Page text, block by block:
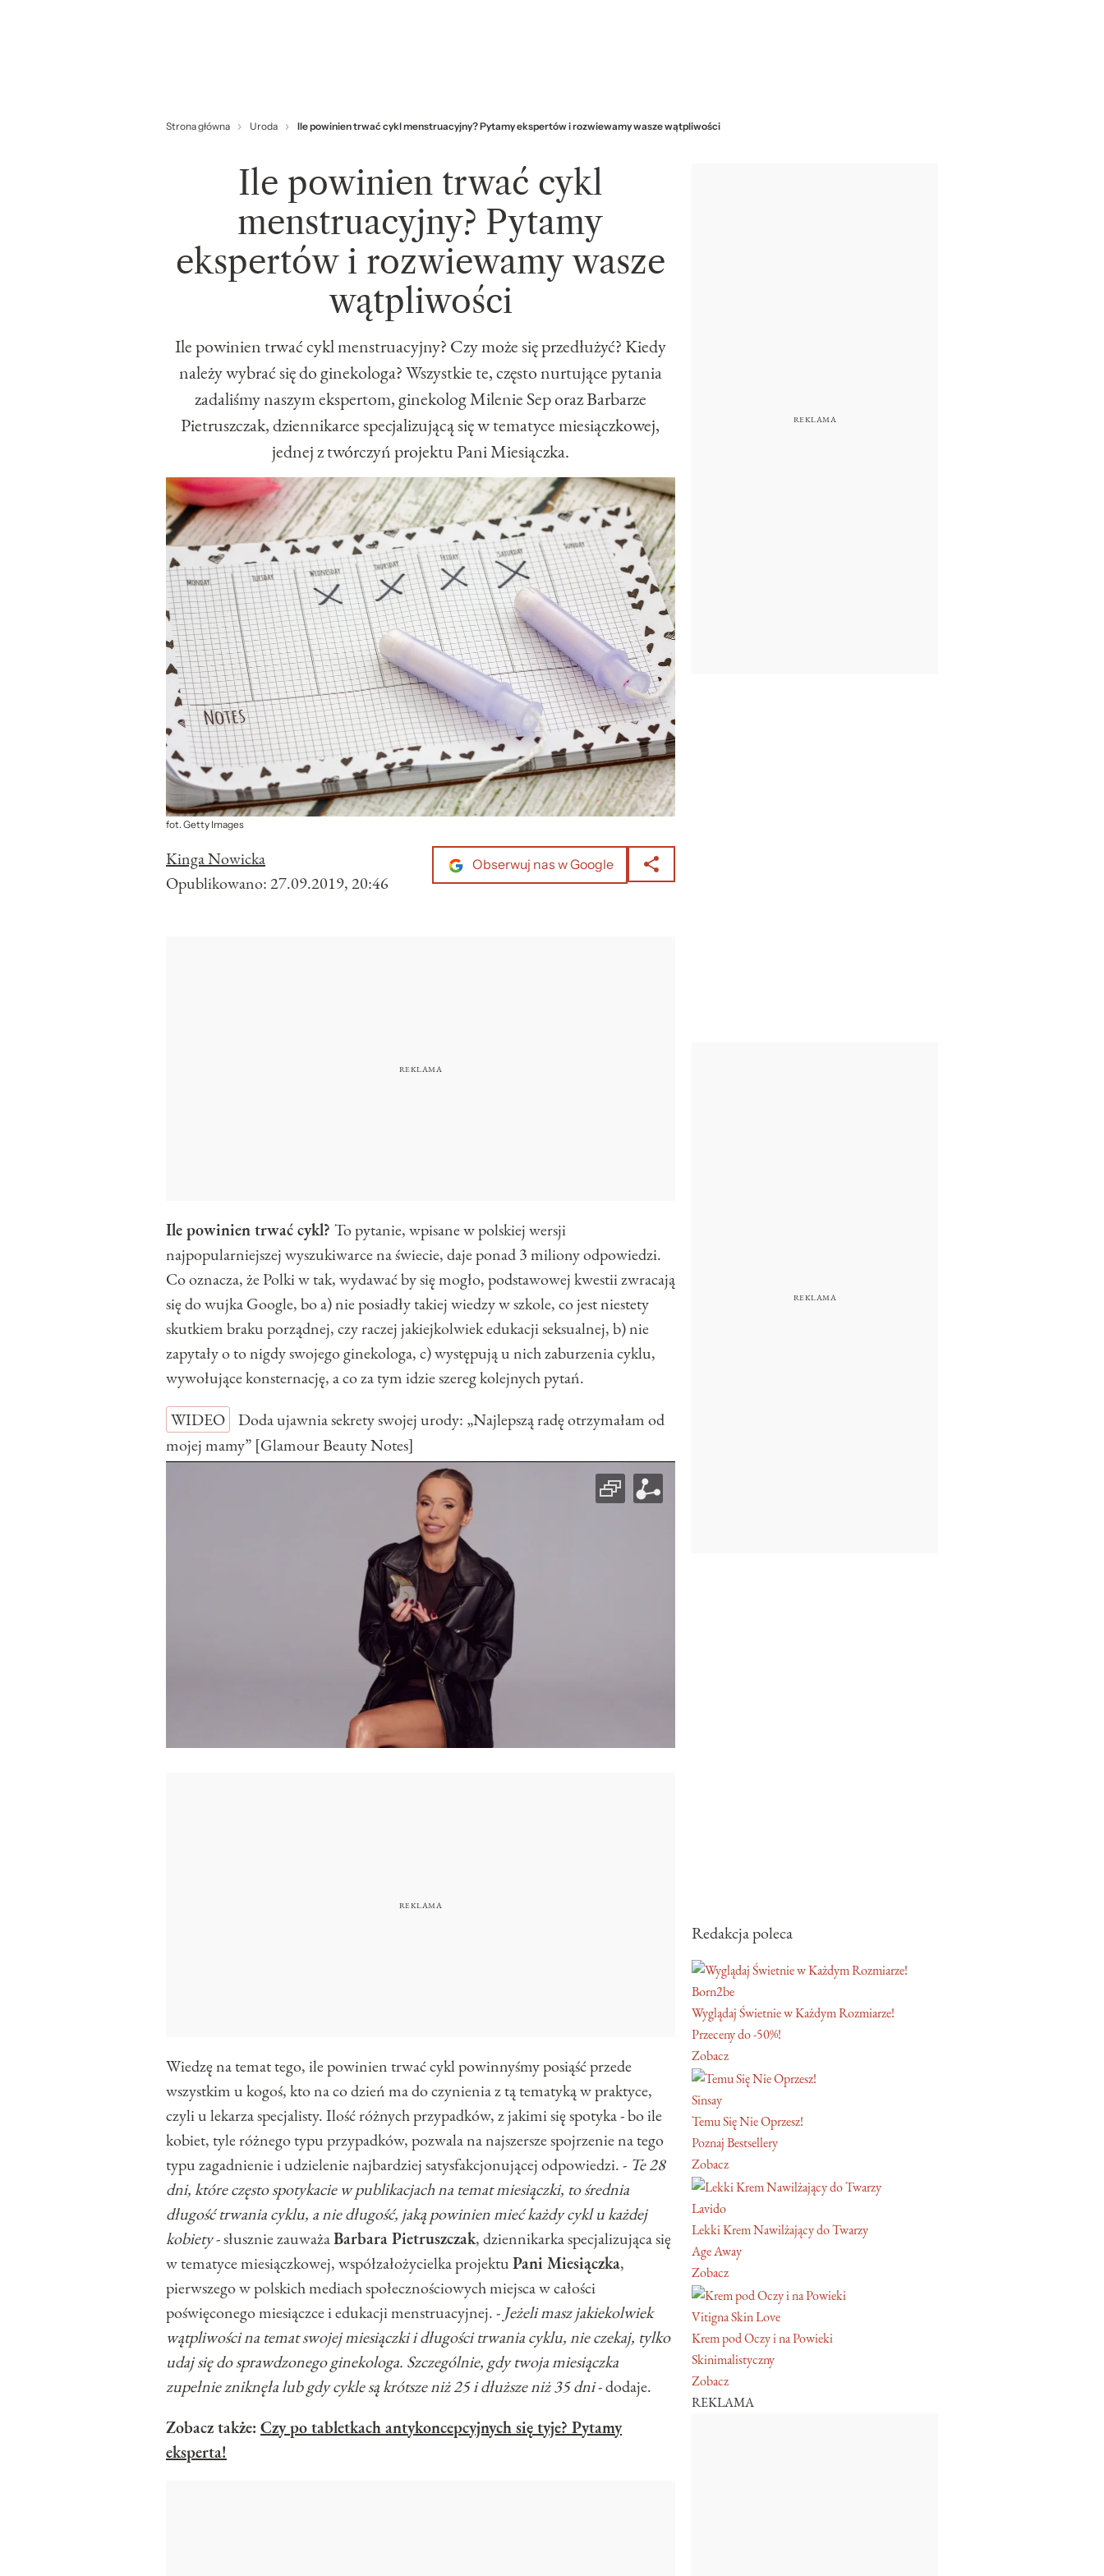
Strona główna Uroda Ile powinien trwać cykl menstruacyjny? Pytamy ekspertów i rozwiewamy wasze wątpliwości
Ile powinien trwać cykl
menstruacyjny? Pytamy
ekspertów i rozwiewamy wasze
wątpliwości
Ile powinien trwać cykl menstruacyjny? Czy może się przedłużyć? Kiedy
należy wybrać się do ginekologa? Wszystkie te, często nurtujące pytania
zadaliśmy naszym ekspertom, ginekolog Milenie Sep oraz Barbarze
Pietruszczak, dziennikarce specjalizującą się w tematyce miesiączkowej,
jednej z twórczyń projektu Pani Miesiączka.
fot. Getty Images
Kinga Nowicka
Opublikowano:27.09.2019, 20:46
Obserwuj nas w Google
Ile powinien trwać cykl? To pytanie, wpisane w polskiej wersji
najpopularniejszej wyszukiwarce na świecie, daje ponad 3 miliony odpowiedzi.
Co oznacza, że Polki w tak, wydawać by się mogło, podstawowej kwestii zwracają
się do wujka Google, bo a) nie posiadły takiej wiedzy w szkole, co jest niestety
skutkiem braku porządnej, czy raczej jakiejkolwiek edukacji seksualnej, b) nie
zapytały o to nigdy swojego ginekologa, c) występują u nich zaburzenia cyklu,
wywołujące konsternację, a co za tym idzie szereg kolejnych pytań.
WIDEO
Doda ujawnia sekrety swojej urody: „Najlepszą radę otrzymałam od
mojej mamy” [Glamour Beauty Notes]
Wiedzę na temat tego, ile powinien trwać cykl powinnyśmy posiąść przede
wszystkim u kogoś, kto na co dzień ma do czynienia z tą tematyką w praktyce,
czyli u lekarza specjalisty. Ilość różnych przypadków, z jakimi się spotyka - bo ile
kobiet, tyle różnego typu przypadków, pozwala na najszersze spojrzenie na tego
typu zagadnienie i udzielenie najbardziej satysfakcjonującej odpowiedzi. - Te 28
dni, które często spotykacie w publikacjach na temat miesiączki, to średnia
długość trwania cyklu, a nie długość, jaką powinien mieć każdy cykl u każdej
kobiety- słusznie zauważaBarbara Pietruszczak, dziennikarka specjalizująca się
w tematyce miesiączkowej, współzałożycielka projektuPani Miesiączka,
pierwszego w polskich mediach społecznościowych miejsca w całości
poświęconego miesiączce i edukacji menstruacyjnej. - Jeżeli masz jakiekolwiek
wątpliwości na temat swojej miesiączki i długości trwania cyklu, nie czekaj, tylko
udaj się do sprawdzonego ginekologa. Szczególnie, gdy twoja miesiączka
zupełnie zniknęła lub gdy cykle są krótsze niż 25 i dłuższe niż 35 dni- dodaje.
Zobacz także: Czy po tabletkach antykoncepcyjnych się tyje? Pytamy
eksperta!
Redakcja poleca
Born2be
Wyglądaj Świetnie w Każdym Rozmiarze!
Przeceny do -50%!
Zobacz
Sinsay
Temu Się Nie Oprzesz!
Poznaj Bestsellery
Zobacz
Lavido
Lekki Krem Nawilżający do Twarzy
Age Away
Zobacz
Vitigna Skin Love
Krem pod Oczy i na Powieki
Skinimalistyczny
Zobacz
REKLAMA